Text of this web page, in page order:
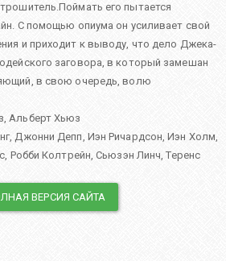
его пытается
С помощью опиума он усиливает свой
и приходит к выводу, что дело Джека-
заговора, в который замешан
в свою очередь, волю
,Альберт Хьюз
,Джонни Депп, Иэн Ричардсон,Иэн Холм,
, Робби Колтрейн,Сьюзэн Линч,Теренс
ВЕРСИЯ САЙТА